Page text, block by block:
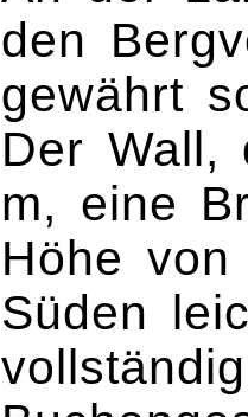
den
gewährt
Der Wall,
m, eine
Höhe
Süden